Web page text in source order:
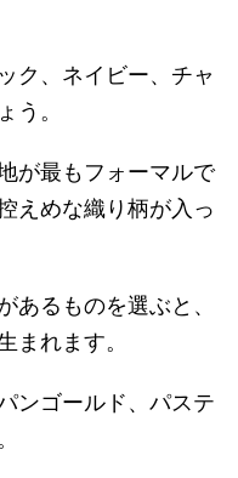
ク、ネイビー、チャ
う。
が最もフォーマルで
えめな織り柄が入っ
あるものを選ぶと、
まれます。
ンゴールド、パステ